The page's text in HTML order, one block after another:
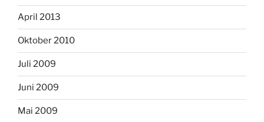
April 2013
Oktober 2010
Juli 2009
Juni 2009
Mai 2009